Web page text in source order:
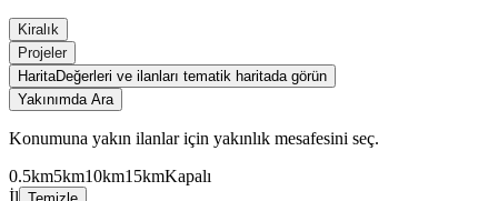
Kiralık
Projeler
HaritaDeğerleri ve ilanları tematik haritada görün
Yakınımda Ara
Konumuna yakın ilanlar için yakınlık mesafesini seç.
0.5km5km10km15kmKapalı
İl